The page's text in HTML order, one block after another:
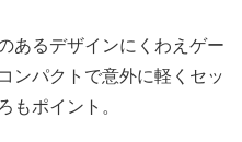
あるデザインにくわえゲー
ンパクトで意外に軽くセッ
もポイント。